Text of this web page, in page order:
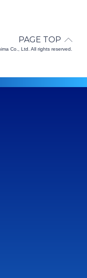
PAGE TOP
Co., Ltd. All rights reserved.